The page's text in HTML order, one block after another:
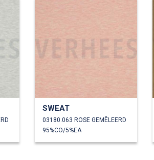
SWEAT
03180.063 ROSE GEMÊLEERD
95%CO/5%EA